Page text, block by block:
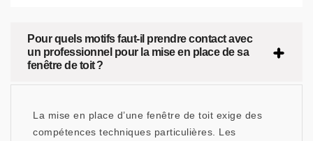
Pour quels motifs faut-il prendre contact avec
un professionnel pour la mise en place de sa
fenêtre de toit ?
La mise en place d’une fenêtre de toit exige des
compétences techniques particulières. Les